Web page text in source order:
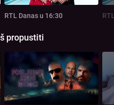
RTL Danas u 16:30
propustiti